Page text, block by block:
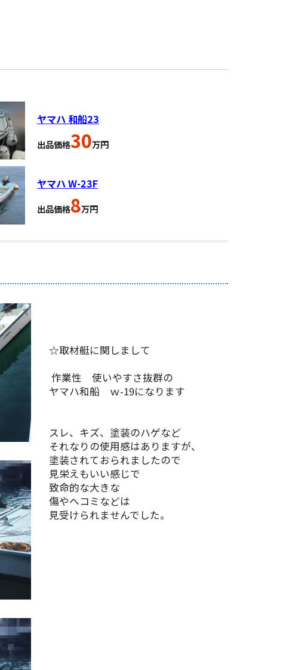
ヤマハ 和船23
出品価格30万円
ヤマハ W-23F
出品価格8万円
☆取材艇に関しまして
作業性 使いやすさ抜群の
ヤマハ和船 ｗ-19になります
スレ、キズ、塗装のハゲなど
それなりの使用感はありますが、
塗装されておられましたので
見栄えもいい感じで
致命的な大きな
傷やヘコミなどは
見受けられませんでした。